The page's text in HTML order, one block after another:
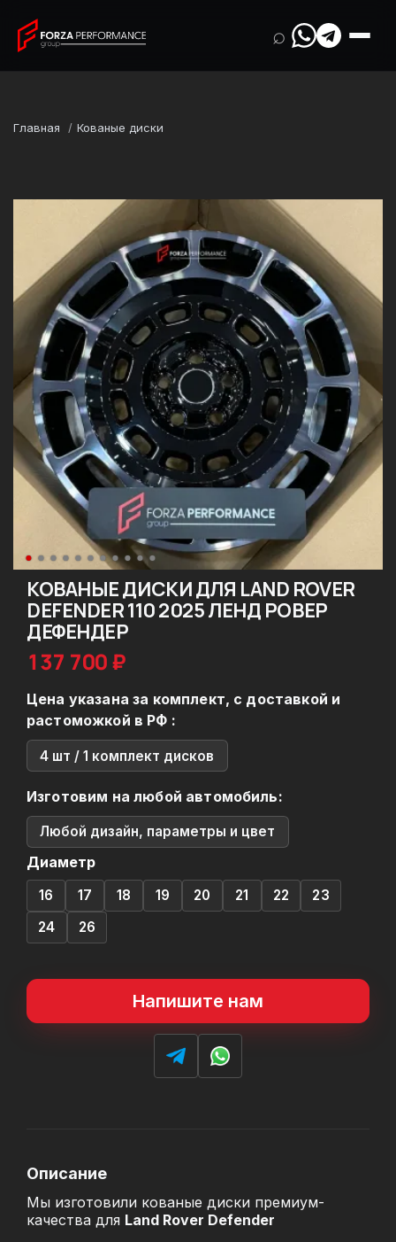
⌕
Главная Кованые диски
КОВАНЫЕ ДИСКИ ДЛЯ LAND ROVER
DEFENDER 110 2025 ЛЕНД РОВЕР
ДЕФЕНДЕР
137 700 ₽
Цена указана за комплект, с доставкой и
растоможкой в РФ :
4 шт / 1 комплект дисков
Изготовим на любой автомобиль:
Любой дизайн, параметры и цвет
Диаметр
16 17 18 19 20 21 22
23
24
26
Напишите нам
Описание
Мы изготовили кованые диски премиум-
качества для Land Rover Defender
Марка
Land Rover